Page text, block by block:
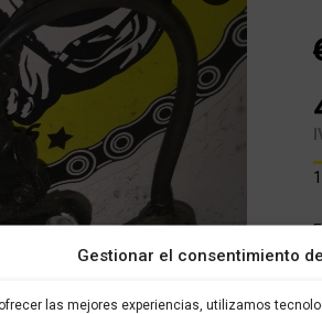
Gestionar el consentimiento
las mejores experiencias, utilizamos